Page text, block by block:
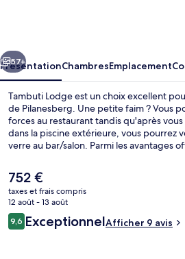
Suivant
57+
PrésentationChambresEmplacement
Tambuti Lodge est un choix excellent
de Pilanesberg. Une petite faim ? Vous
forces au restaurant tandis qu'après
dans la piscine extérieure, vous pourrez
verre au bar/salon. Parmi les avantages
Le
prix
actuel
est
de
752 €
taxes et frais compris
12 août - 13 août
Avis
voyageurs
9,69,6 sur 10
ExceptionnelAfficher 9 avis